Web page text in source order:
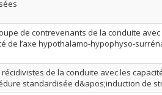
de contrevenants de la conduite
de l’axe hypothalamo-hypophyso-
de la conduite avec les
standardisée d&apos;induction de